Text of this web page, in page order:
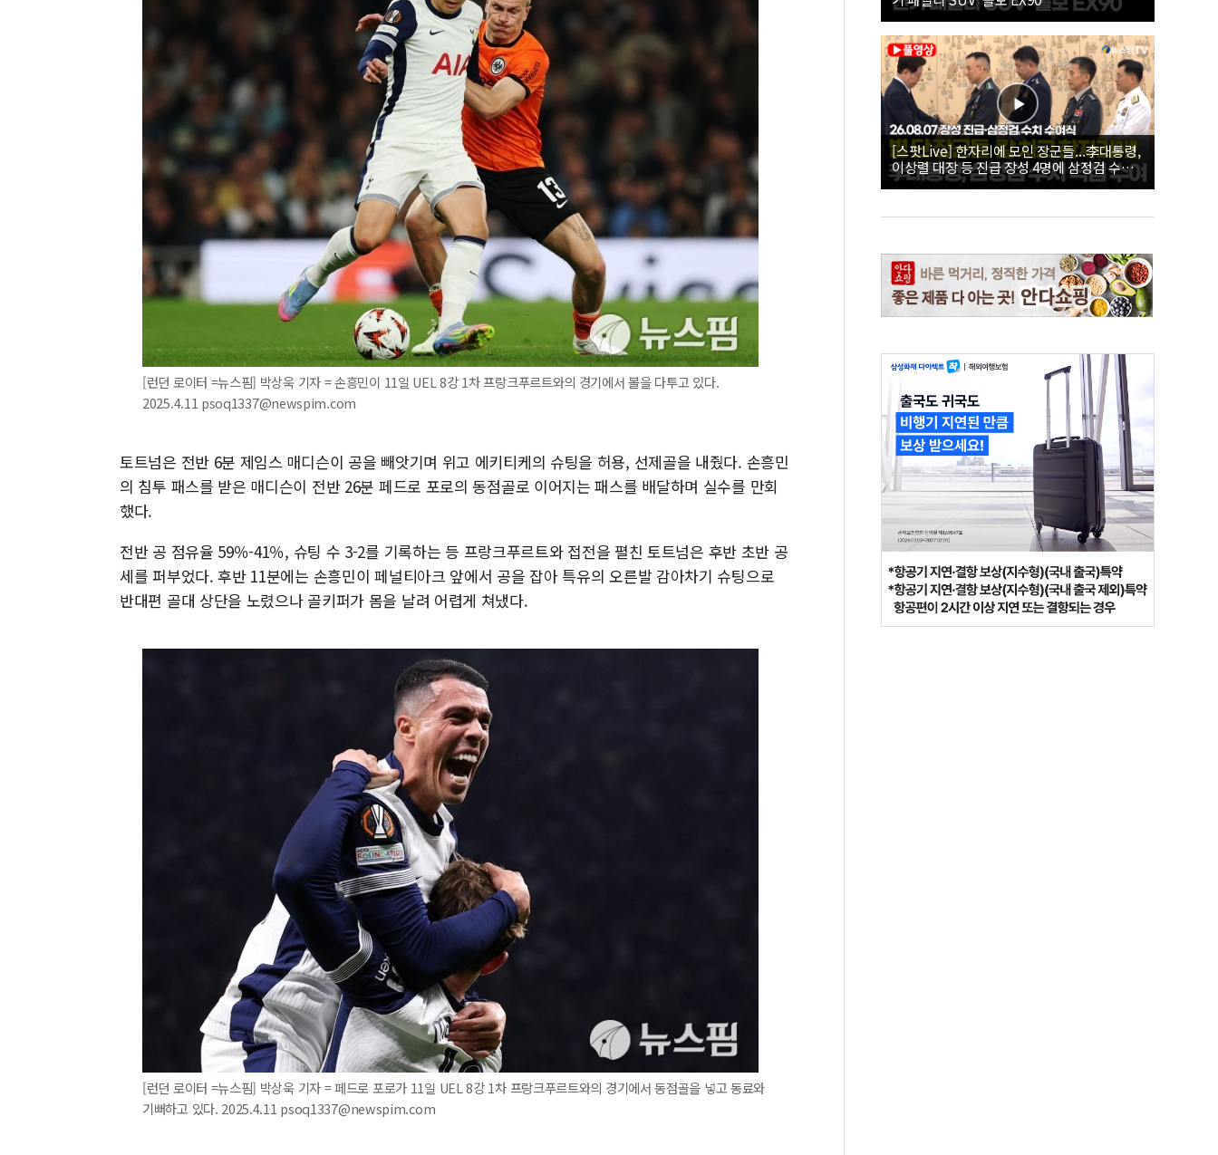
[런던 로이터 =뉴스핌] 박상욱 기자 = 손흥민이 11일 UEL 8강 1차 프랑크푸르트와의 경기에서 볼을 다투고 있다.
2025.4.11 psoq1337@newspim.com
토트넘은 전반 6분 제임스 매디슨이 공을 빼앗기며 위고 에키티케의 슈팅을 허용, 선제골을 내줬다. 손흥민
의 침투 패스를 받은 매디슨이 전반 26분 페드로 포로의 동점골로 이어지는 패스를 배달하며 실수를 만회
했다.
전반 공 점유율 59％-41％, 슈팅 수 3-2를 기록하는 등 프랑크푸르트와 접전을 펼친 토트넘은 후반 초반 공
세를 퍼부었다. 후반 11분에는 손흥민이 페널티아크 앞에서 공을 잡아 특유의 오른발 감아차기 슈팅으로
반대편 골대 상단을 노렸으나 골키퍼가 몸을 날려 어렵게 쳐냈다.
[런던 로이터 =뉴스핌] 박상욱 기자 = 페드로 포로가 11일 UEL 8강 1차 프랑크푸르트와의 경기에서 동점골을 넣고 동료와
기뻐하고 있다. 2025.4.11 psoq1337@newspim.com
[스팟Live] 한자리에 모인 장군들...李대통령,
이상렬 대장 등 진급 장성 4명에 삼정검 수치
직접 수여｜26.08.07 장성 진급·삼정검 수치